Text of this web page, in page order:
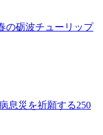
の砺波チューリップ
息災を祈願する250